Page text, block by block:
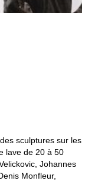
sculptures sur les
lave de 20 à 50
Johannes
Monfleur,